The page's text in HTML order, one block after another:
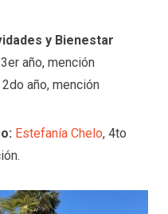
y Bienestar
año, mención
año, mención
Estefanía Chelo, 4to